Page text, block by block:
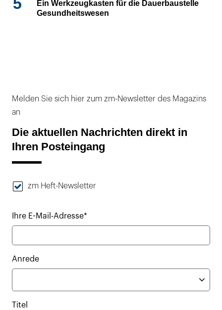
Ein Werkzeugkasten für die Dauerbaustelle
Gesundheitswesen
Melden Sie sich hier zum zm-Newsletter des Magazins
an
Die aktuellen Nachrichten direkt in
Ihren Posteingang
zm Heft-Newsletter
Ihre E-Mail-Adresse*
Anrede
Titel